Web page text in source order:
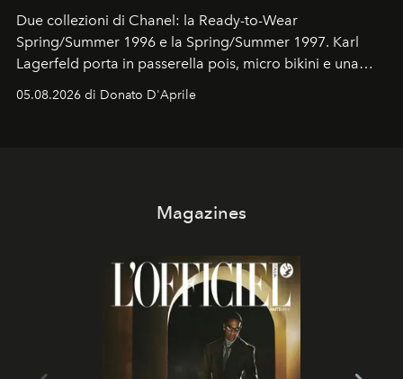
Due collezioni di Chanel: la Ready-to-Wear
Spring/Summer 1996 e la Spring/Summer 1997. Karl
Lagerfeld porta in passerella pois, micro bikini e una
Kate, Claudia e Carla una dietro l'altra. Trent'anni dopo,
05.08.2026 di Donato D'Aprile
Magazines